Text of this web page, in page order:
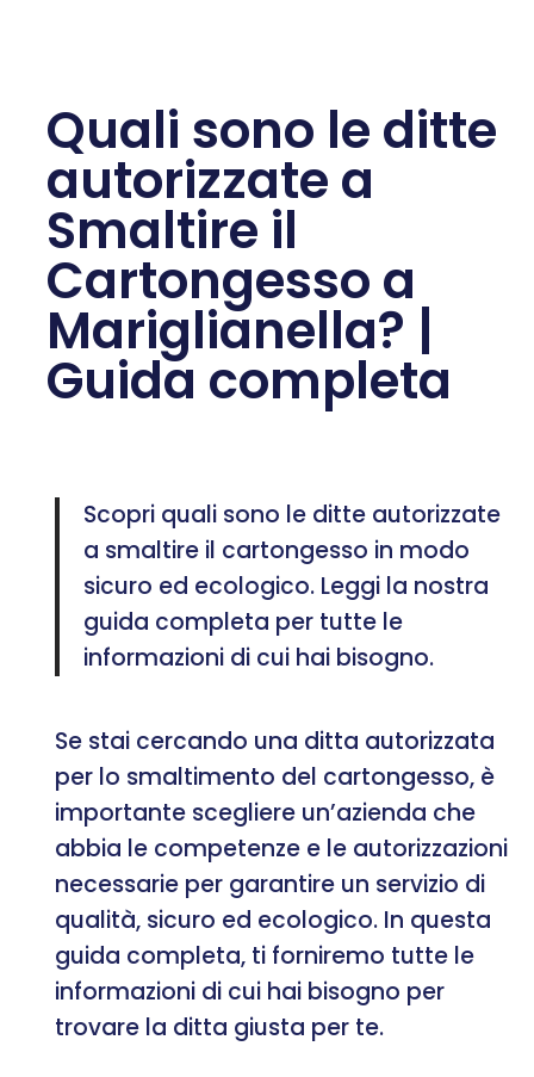
Quali sono le ditte
autorizzate a
Smaltire il
Cartongesso a
Mariglianella? |
Guida completa
Scopri quali sono le ditte autorizzate
a smaltire il cartongesso in modo
sicuro ed ecologico. Leggi la nostra
guida completa per tutte le
informazioni di cui hai bisogno.
Se stai cercando una ditta autorizzata
per lo smaltimento del cartongesso, è
importante scegliere un’azienda che
abbia le competenze e le autorizzazioni
necessarie per garantire un servizio di
qualità, sicuro ed ecologico. In questa
guida completa, ti forniremo tutte le
informazioni di cui hai bisogno per
trovare la ditta giusta per te.